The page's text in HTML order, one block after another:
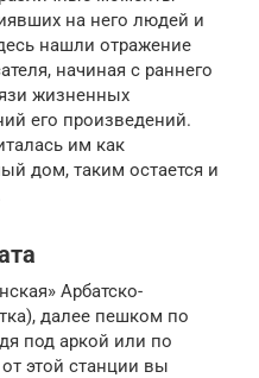
на него людей и
нашли отражение
начиная с раннего
жизненных
его произведений.
им как
дом, таким остается и
Арбатско-
далее пешком по
под аркой или по
этой станции вы